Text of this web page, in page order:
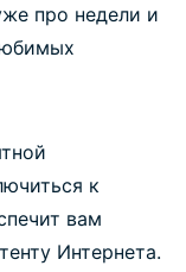
про недели и
к
вам
Интернета.